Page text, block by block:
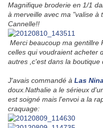
Magnifique broderie en 1/1
à merveille avec ma "valise à
Cannelle!!
Merci beaucoup ma gentillre
celles qui voudraient acheter
autres ,c'est dans la boutique
J'avais commandé à Las
doux.Nathalie a le sérieux
est soigné mais l'envoi a la
craquage: